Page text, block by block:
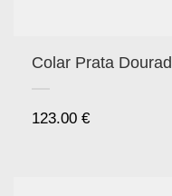
Colar Prata
123.00 €